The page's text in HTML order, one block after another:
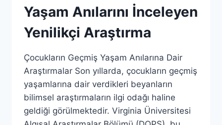
Yaşam Anılarını İnceleyen
Yenilikçi Araştırma
Çocukların Geçmiş Yaşam Anılarına Dair
Araştırmalar Son yıllarda, çocukların geçmiş
yaşamlarına dair verdikleri beyanların
bilimsel araştırmaların ilgi odağı haline
geldiği görülmektedir. Virginia Üniversitesi